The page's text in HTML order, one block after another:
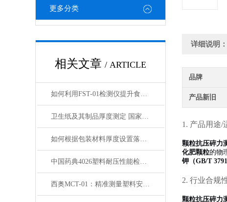
更多分类
相关文章 / ARTICLE
如何利用FST-01检测仪提升食品收缩膜的质量与安全性？
卫生纸及其制品厚度测定 国家标准GB/T24328.2-2020要点详解
如何根据包装材料厚度设置落镖冲击参数——从A/B法选择到梯级法
中国药典4026塑料耐压性能检查法内容深度解读
西奥MCT-01：精准测量塑料安瓿瓶开启力
详细说明：
品牌
产品新旧
1. 产品用途/
颗粒抗压碎力
化肥颗粒的物
钾（GB/T
2. 行业合规
颗粒抗压碎力